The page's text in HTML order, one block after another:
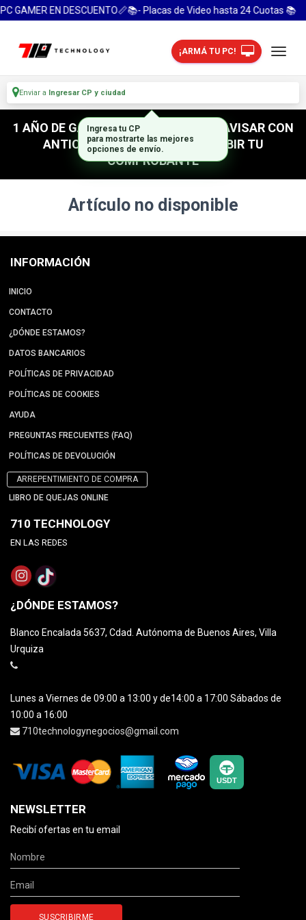
GAMER EN DESCUENTO📏📚- Placas de Video hasta 24 Cuotas 📚
¡ARMÁ TU PC!
Enviar a Ingresar CP y ciudad
1 AÑO DE GARANTIA! / PARA RETIRO AVISAR CON
ANTICIPACION / NO OLVIDES SUBIR TU
COMPROBANTE
Artículo no disponible
INFORMACIÓN
INICIO
CONTACTO
¿DÓNDE ESTAMOS?
DATOS BANCARIOS
POLÍTICAS DE PRIVACIDAD
POLÍTICAS DE COOKIES
AYUDA
PREGUNTAS FRECUENTES (FAQ)
POLÍTICAS DE DEVOLUCIÓN
ARREPENTIMIENTO DE COMPRA
LIBRO DE QUEJAS ONLINE
710 TECHNOLOGY
EN LAS REDES
¿DÓNDE ESTAMOS?
Blanco Encalada 5637, Cdad. Autónoma de Buenos Aires, Villa
Urquiza
Lunes a Viernes de 09:00 a 13:00 y de14:00 a 17:00 Sábados de
10:00 a 16:00
710technologynegocios@gmail.com
NEWSLETTER
Recibí ofertas en tu email
Ingresa tu CP
para mostrarte las mejores
opciones de envío.